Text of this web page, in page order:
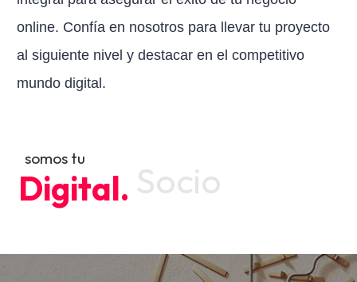
online. Confía en nosotros para llevar tu proyecto
al siguiente nivel y destacar en el competitivo
mundo digital.
Socio
somos tu
Digital.